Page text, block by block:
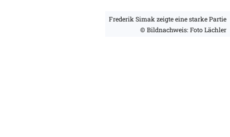
Frederik Simak zeigte eine starke Partie
© Bildnachweis: Foto Lächler